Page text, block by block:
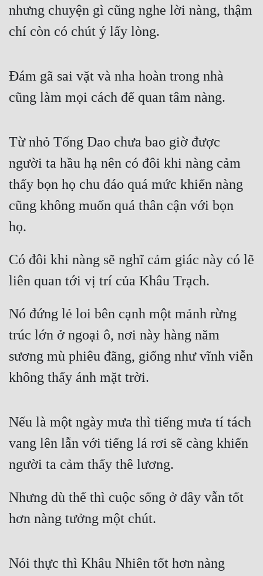
Đô Thị
Đông Phương
Đồng Nhân
Ngự Thú
Truyện Nam
Truyện Nữ
Vô Địch Lưu
Đam Mỹ
Đẹp
Đẹp Hiệp
Tính Cách Nhân Vật :
nhưng chuyện gì cũng nghe lời nàng, thậm
chí còn có chút ý lấy lòng.
Đám gã sai vặt và nha hoàn trong nhà
cũng làm mọi cách để quan tâm nàng.
Từ nhỏ Tống Dao chưa bao giờ được
người ta hầu hạ nên có đôi khi nàng cảm
thấy bọn họ chu đáo quá mức khiến nàng
cũng không muốn quá thân cận với bọn
họ.
Có đôi khi nàng sẽ nghĩ cảm giác này có lẽ
liên quan tới vị trí của Khâu Trạch.
Nó đứng lẻ loi bên cạnh một mảnh rừng
trúc lớn ở ngoại ô, nơi này hàng năm
sương mù phiêu đãng, giống như vĩnh viễn
không thấy ánh mặt trời.
Nếu là một ngày mưa thì tiếng mưa tí tách
vang lên lẫn với tiếng lá rơi sẽ càng khiến
người ta cảm thấy thê lương.
Nhưng dù thế thì cuộc sống ở đây vẫn tốt
hơn nàng tưởng một chút.
Nói thực thì Khâu Nhiên tốt hơn nàng